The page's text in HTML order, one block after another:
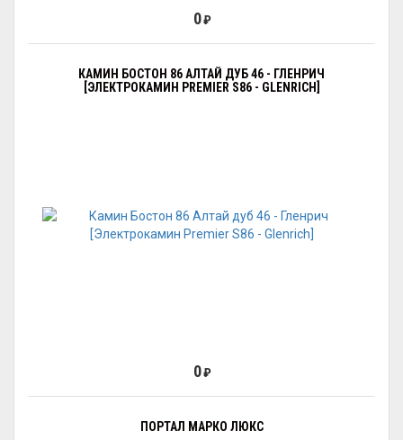
0₽
КАМИН БОСТОН 86 АЛТАЙ ДУБ 46 - ГЛЕНРИЧ
[ЭЛЕКТРОКАМИН PREMIER S86 - GLENRICH]
0₽
ПОРТАЛ МАРКО ЛЮКС